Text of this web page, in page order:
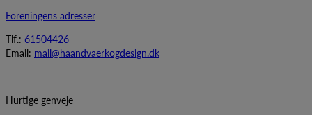
Foreningens adresser
Tlf.: 61504426
Email: mail@haandvaerkogdesign.dk
Hurtige genveje